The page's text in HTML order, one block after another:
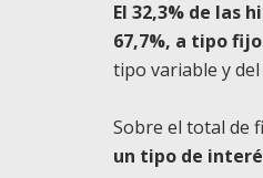
El 32,3% de las
67,7%, a tipo
tipo variable y del
Sobre el total de
un tipo de